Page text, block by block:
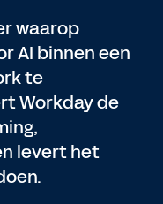
waarop
AI binnen een
te
Workday de
levert het